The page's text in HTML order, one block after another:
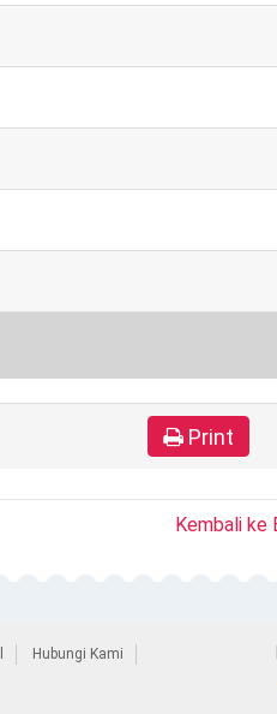
Print
Kembali ke
Hubungi Kami